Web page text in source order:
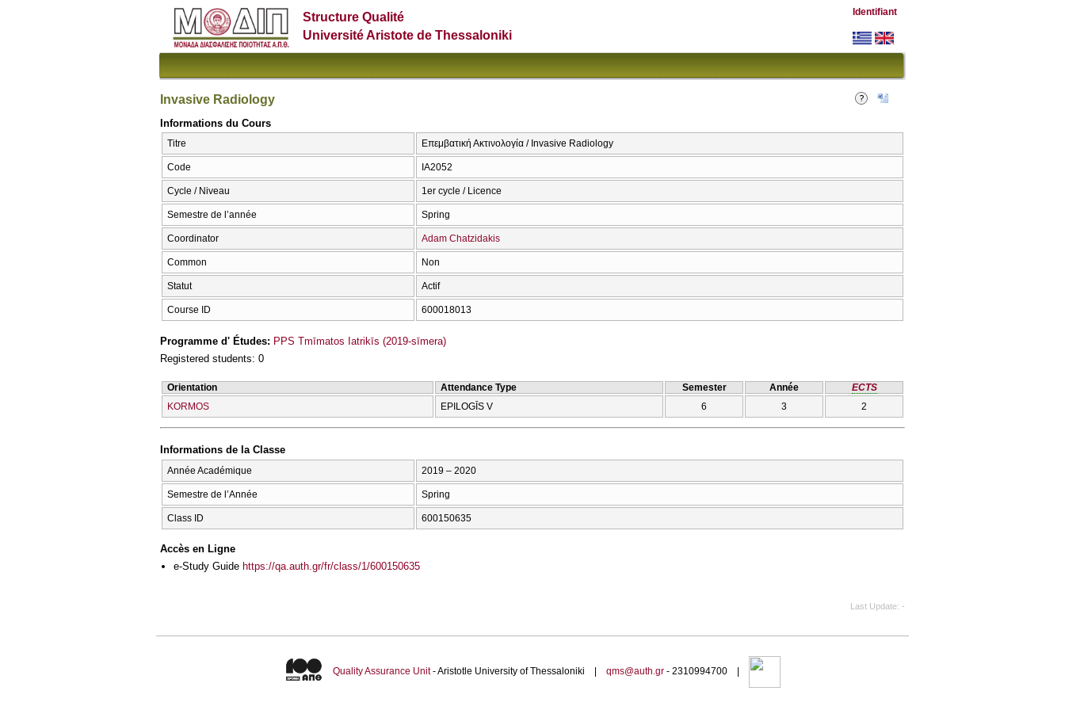
Structure Qualité
Université Aristote de Thessaloniki
Identifiant
Invasive Radiology
Informations du Cours
Titre Επεμβατική Ακτινολογία / Invasive Radiology
Code ΙΑ2052
Cycle / Niveau 1er cycle / Licence
Semestre de l’année Spring
Coordinator Adam Chatzidakis
Common Non
Statut Actif
Course ID 600018013
Programme d' Études: PPS Tmīmatos Iatrikīs (2019-sīmera)
Registered students: 0
Orientation Attendance Type Semester Année
ECTS
KORMOS
EPILOGĪS V 6 3 2
Informations de la Classe
Année Académique 2019 – 2020
Semestre de l’Année Spring
Class ID 600150635
Accès en Ligne
e-Study Guide https://qa.auth.gr/fr/class/1/600150635
Last Update -
Quality Assurance Unit- Aristotle University of Thessaloniki | qms@auth.gr- 2310994700 |